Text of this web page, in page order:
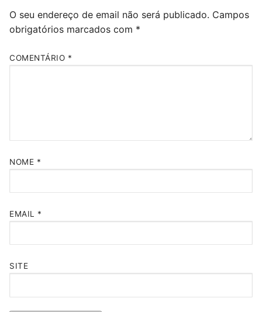
O seu endereço de email não será publicado. Campos
obrigatórios marcados com *
COMENTÁRIO *
NOME *
EMAIL *
SITE